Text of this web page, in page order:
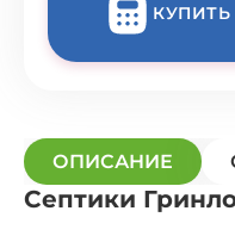
КУПИТЬ
ОПИСАНИЕ
Септики